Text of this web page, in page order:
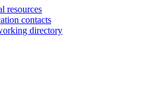
resources
contacts
directory